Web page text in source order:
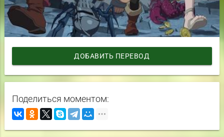
ДОБАВИТЬ ПЕРЕВОД
Поделиться моментом: